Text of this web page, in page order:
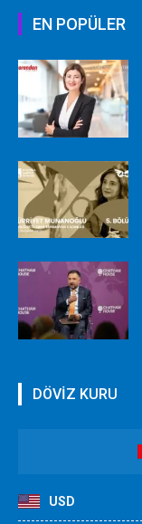
EN POPÜLER
DÖVİZ KURU
USD